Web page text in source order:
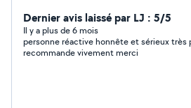
n'hésitez pas à le contacter.
Dernier avis laissé par LJ : 5/5
Il y a plus de 6 mois
personne réactive honnête et sérieux très
recommande vivement merci